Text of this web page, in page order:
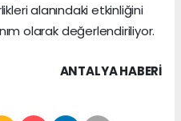
alanındaki etkinliğini
olarak değerlendiriliyor.
ANTALYA HABERİ